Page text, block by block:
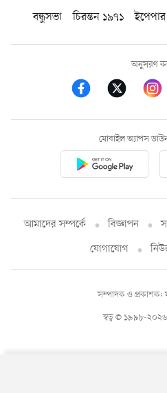
বন্ধুসভা
চিরন্তন ১৯৭১ ইপেপার
অনুসরণ
মোবাইল অ্যাপস
আমাদের সম্পর্কে বিজ্ঞাপন
যোগাযোগ
স্বত্ব © ১৯৯৮-
সম্পাদক ও প্রকাশক: